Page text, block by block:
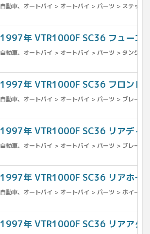
自動車、オートバイ > オートバイ > パーツ > ステップ
1997年 VTR1000F SC36 フューエ
自動車、オートバイ > オートバイ > パーツ > タンク >
1997年 VTR1000F SC36 フロント
自動車、オートバイ > オートバイ > パーツ > ブレーキ
1997年 VTR1000F SC36 リアディ
自動車、オートバイ > オートバイ > パーツ > ブレーキ
1997年 VTR1000F SC36 リアホイ
自動車、オートバイ > オートバイ > パーツ > ホイール
1997年 VTR1000F SC36 リアアク